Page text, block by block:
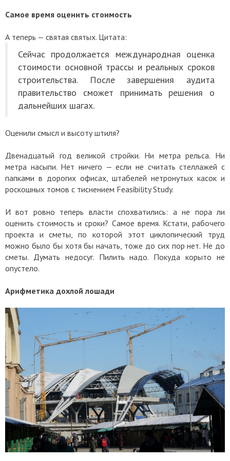
Самое время оценить стоимость
А теперь — святая святых. Цитата:
Сейчас продолжается международная оценка
стоимости основной трассы и реальных сроков
строительства. После завершения аудита
правительство сможет принимать решения о
дальнейших шагах.
Оценили смысл и высоту штиля?
Двенадцатый год великой стройки. Ни метра рельса. Ни
метра насыпи. Нет ничего — если не считать стеллажей с
папками в дорогих офисах, штабелей нетронутых касок и
роскошных томов с тиснением Feasibility Study.
И вот ровно теперь власти спохватились: а не пора ли
оценить стоимость и сроки? Самое время. Кстати, рабочего
проекта и сметы, по которой этот циклопический труд
можно было бы хотя бы начать, тоже до сих пор нет. Не до
сметы. Думать недосуг. Пилить надо. Покуда корыто не
опустело.
Арифметика дохлой лошади